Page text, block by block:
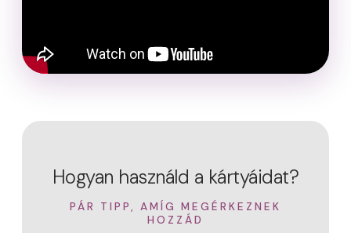
Hogyan használd a kártyáidat?
PÁR TIPP, AMÍG MEGÉRKEZNEK
HOZZÁD